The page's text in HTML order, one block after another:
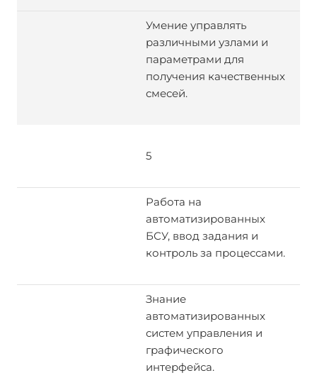
Умение управлять
различными узлами и
параметрами для
получения качественных
смесей.
5
Работа на
автоматизированных
БСУ, ввод задания и
контроль за процессами.
Знание
автоматизированных
систем управления и
графического
интерфейса.